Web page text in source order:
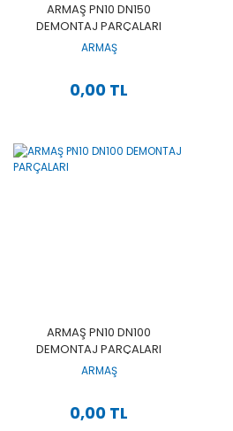
ARMAŞ PN10 DN150
DEMONTAJ PARÇALARI
ARMAŞ
0,00 TL
ARMAŞ PN10 DN100
DEMONTAJ PARÇALARI
ARMAŞ
0,00 TL